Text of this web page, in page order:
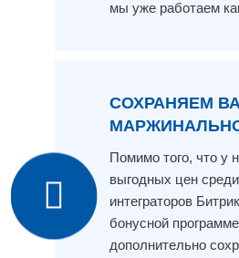
мы уже работаем
СОХРАНЯЕМ
Помимо того, что у
выгодных цен
интеграторов
бонусной
дополнительно